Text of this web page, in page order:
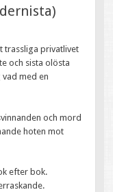
trassliga privatlivet
och sista olösta
med en
och mord
hoten mot
efter bok.